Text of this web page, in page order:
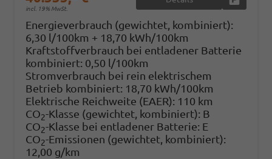
incl. 19% MwSt.
Energieverbrauch (gewichtet, kombiniert):
6,30 l/100km + 18,70 kWh/100km
Kraftstoffverbrauch bei entladener Batterie
kombiniert: 0,50 l/100km
Stromverbrauch bei rein elektrischem
Betrieb kombiniert: 18,70 kWh/100km
Elektrische Reichweite (EAER): 110 km
CO2-Klasse (gewichtet, kombiniert): B
CO2-Klasse bei entladener Batterie: E
CO2-Emissionen (gewichtet, kombiniert):
12,00 g/km